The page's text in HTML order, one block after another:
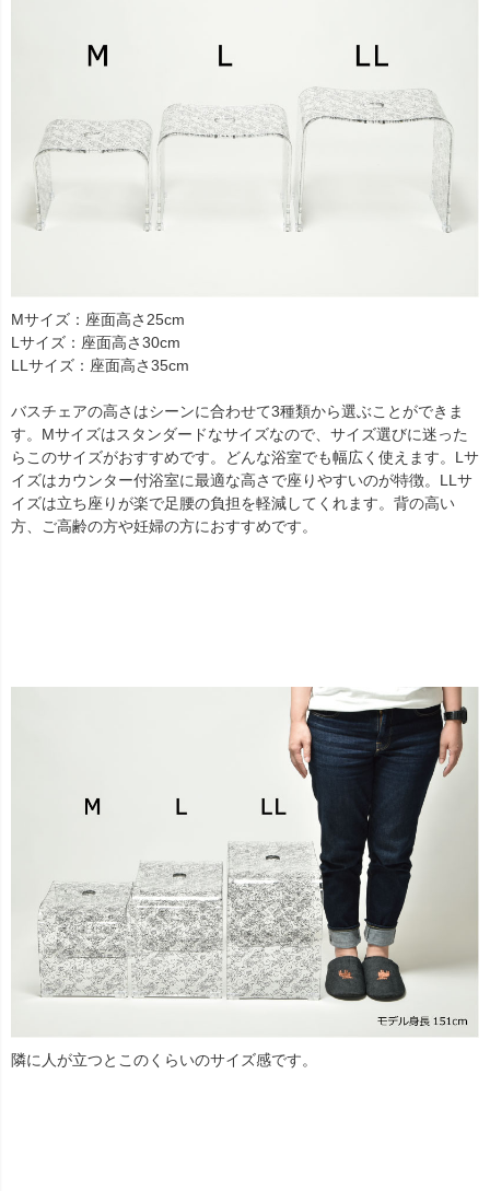
Mサイズ：座面高さ25cm
Lサイズ：座面高さ30cm
LLサイズ：座面高さ35cm
バスチェアの高さはシーンに合わせて3種類から選ぶことができま
す。Mサイズはスタンダードなサイズなので、サイズ選びに迷った
らこのサイズがおすすめです。どんな浴室でも幅広く使えます。Lサ
イズはカウンター付浴室に最適な高さで座りやすいのが特徴。LLサ
イズは立ち座りが楽で足腰の負担を軽減してくれます。背の高い
方、ご高齢の方や妊婦の方におすすめです。
隣に人が立つとこのくらいのサイズ感です。